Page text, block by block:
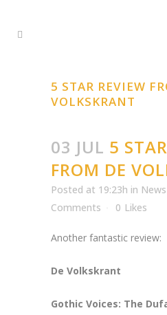
5 STAR REVIEW
VOLKSKRANT
03 JUL 5
FROM DE
Posted at 19:23h in News
Comments
0 Likes
Another fantastic review:
De Volkskrant
Gothic Voices: The